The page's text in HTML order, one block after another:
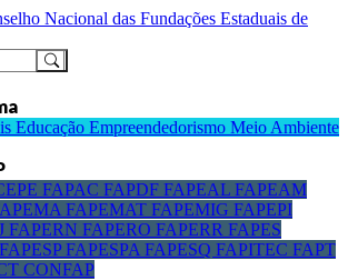
Educação Empreendedorismo Meio Ambiente
FAPAC FAPDF FAPEAL FAPEAM
FAPEMAT FAPEMIG FAPEPI
FAPERN FAPERO FAPERR FAPES
FAPESPFAPESPA FAPESQ FAPITEC FAPT
CONFAP